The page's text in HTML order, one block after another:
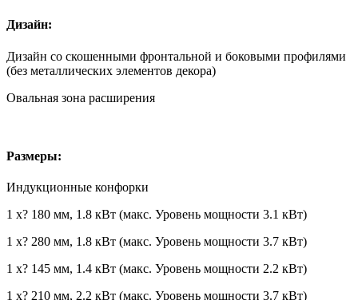
Дизайн:
Дизайн со скошенными фронтальной и боковыми профилями
(без металлических элементов декора)
Овальная зона расширения
Размеры:
Индукционные конфорки
1 x? 180 мм, 1.8 кВт (макс. Уровень мощности 3.1 кВт)
1 x? 280 мм, 1.8 кВт (макс. Уровень мощности 3.7 кВт)
1 x? 145 мм, 1.4 кВт (макс. Уровень мощности 2.2 кВт)
1 x? 210 мм, 2.2 кВт (макс. Уровень мощности 3.7 кВт)